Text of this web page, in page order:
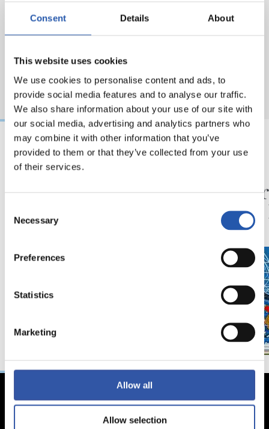
Consent Details About
This website uses cookies
We use cookies to personalise content and ads, to
provide social media features and to analyse our traffic.
We also share information about your use of our site with
our social media, advertising and analytics partners who
may combine it with other information that you’ve
provided to them or that they’ve collected from your use
of their services.
Selection
Necessary
Preferences
Statistics
Marketing
Allow all
Allow selection
03/08/2026
‘GUazen KOPAREKIN’
30/07/2026
con